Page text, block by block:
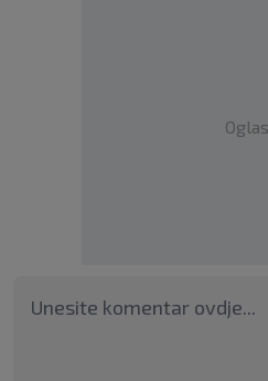
Oglas